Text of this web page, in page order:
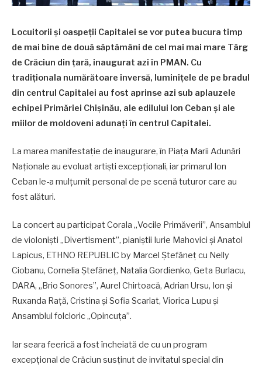
Locuitorii și oaspeții Capitalei se vor putea bucura timp
de mai bine de două săptămâni de cel mai mai mare Târg
de Crăciun din țară, inaugurat azi în PMAN. Cu
tradiționala numărătoare inversă, luminițele de pe bradul
din centrul Capitalei au fost aprinse azi sub aplauzele
echipei Primăriei Chișinău, ale edilului Ion Ceban și ale
miilor de moldoveni adunați în centrul Capitalei.
La marea manifestație de inaugurare, în Piața Marii Adunări
Naționale au evoluat artiști excepționali, iar primarul Ion
Ceban le-a mulțumit personal de pe scenă tuturor care au
fost alături.
La concert au participat Corala „Vocile Primăverii”, Ansamblul
de violoniști „Divertisment”, pianiștii Iurie Mahovici și Anatol
Lapicus, ETHNO REPUBLIC by Marcel Ștefăneț cu Nelly
Ciobanu, Cornelia Ștefăneț, Natalia Gordienko, Geta Burlacu,
DARA, „Brio Sonores”, Aurel Chirtoacă, Adrian Ursu, Ion și
Ruxanda Rață, Cristina și Sofia Scarlat, Viorica Lupu și
Ansamblul folcloric „Opincuța”.
Iar seara feerică a fost încheiată de cu un program
excepțional de Crăciun susținut de invitatul special din